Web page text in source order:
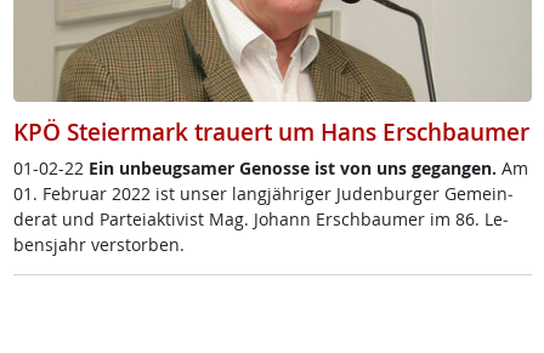
KPÖ Steiermark trauert um Hans Erschbaumer
01-02-22 Ein un­beug­sa­mer Ge­nos­se ist von uns ge­gan­gen. Am
01. Fe­bruar 2022 ist un­ser lang­jäh­ri­ger Ju­den­bur­ger Ge­mein­
de­rat und Par­tei­ak­ti­vist Mag. Jo­hann Ersch­bau­mer im 86. Le­
bens­jahr ver­s­tor­ben.